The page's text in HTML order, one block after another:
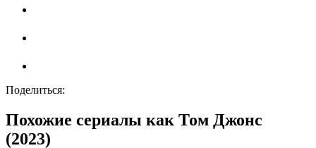
Поделиться:
Похожие сериалы как Том Джонс
(2023)